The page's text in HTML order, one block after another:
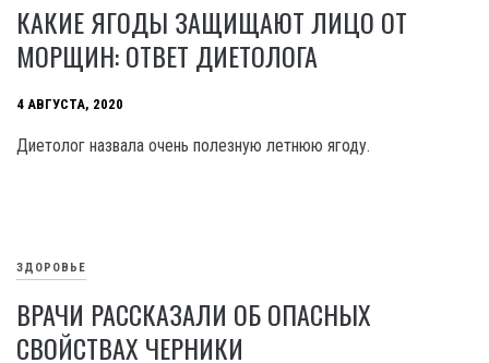
КАКИЕ ЯГОДЫ ЗАЩИЩАЮТ ЛИЦО ОТ
МОРЩИН: ОТВЕТ ДИЕТОЛОГА
4 АВГУСТА, 2020
Диетолог назвала очень полезную летнюю ягоду.
ЗДОРОВЬЕ
ВРАЧИ РАССКАЗАЛИ ОБ ОПАСНЫХ
СВОЙСТВАХ ЧЕРНИКИ